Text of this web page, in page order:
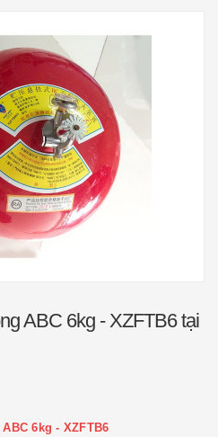
ABC 6kg - XZFTB6 tại
6kg - XZFTB6